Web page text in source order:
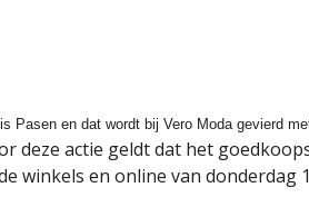
Pasen en dat wordt bij Vero Moda gevierd
deze actie geldt dat het
winkels en online van donderdag